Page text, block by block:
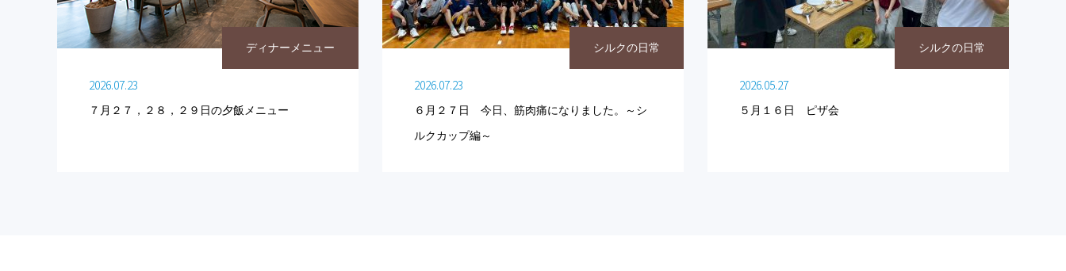
ディナーメニュー
2026.07.23
７月２７，２８，２９日の夕飯メニュー
シルクの日常
2026.07.23
６月２７日 今日、筋肉痛になりました。～シ
ルクカップ編～
シルクの日常
2026.05.27
５月１６日 ピザ会